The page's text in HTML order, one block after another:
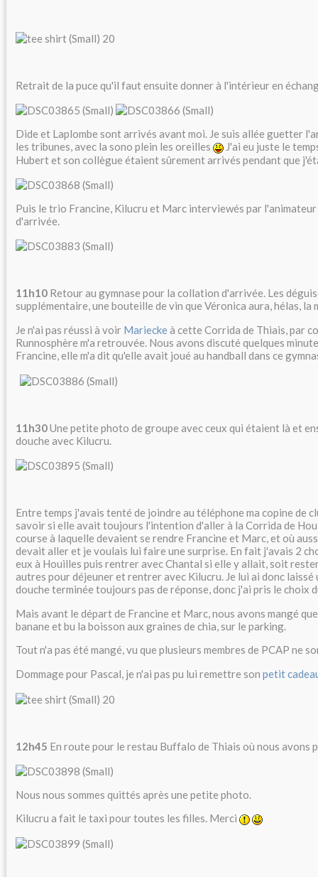
Retrait de la puce qu'il faut ensuite donner à l'intérieur en
Dide et Laplombe sont arrivés avant moi. Je suis allée guetter
les tribunes, avec la sono plein les oreilles
J'ai eu juste le
Hubert et son collègue étaient sûrement arrivés pendant que
Puis le trio Francine, Kilucru et Marc interviewés par
d'arrivée.
11h10 Retour au gymnase pour la collation d'arrivée. Les
supplémentaire, une bouteille de vin que Véronica aura, hélas, la
Je n'ai pas réussi à voir Marieckeà cette Corrida de Thiais, par
Runnosphère m'a retrouvée. Nous avons discuté quelques
Francine, elle m'a dit qu'elle avait joué au handball dans ce
11h30Une petite photo de groupe avec ceux qui étaient là et
douche avec Kilucru.
Entre temps j'avais tenté de joindre au téléphone ma copine de
savoir si elle avait toujours l'intention d'aller à la Corrida de
course à laquelle devaient se rendre Francine et Marc, et où
devait aller et je voulais lui faire une surprise. En fait j'avais 2
eux à Houilles puis rentrer avec Chantal si elle y allait, soit
autres pour déjeuner et rentrer avec Kilucru. Je lui ai donc laissé
douche terminée toujours pas de réponse, donc j'ai pris le choix
Mais avant le départ de Francine et Marc, nous avons mangé
banane et bu la boisson aux graines de chia, sur le parking.
Tout n'a pas été mangé, vu que plusieurs membres de PCAP ne
Dommage pour Pascal, je n'ai pas pu lui remettre son petit
12h45 En route pour le restau Buffalo de Thiais où nous avons
Nous nous sommes quittés après une petite photo.
Kilucru a fait le taxi pour toutes les filles. Merci